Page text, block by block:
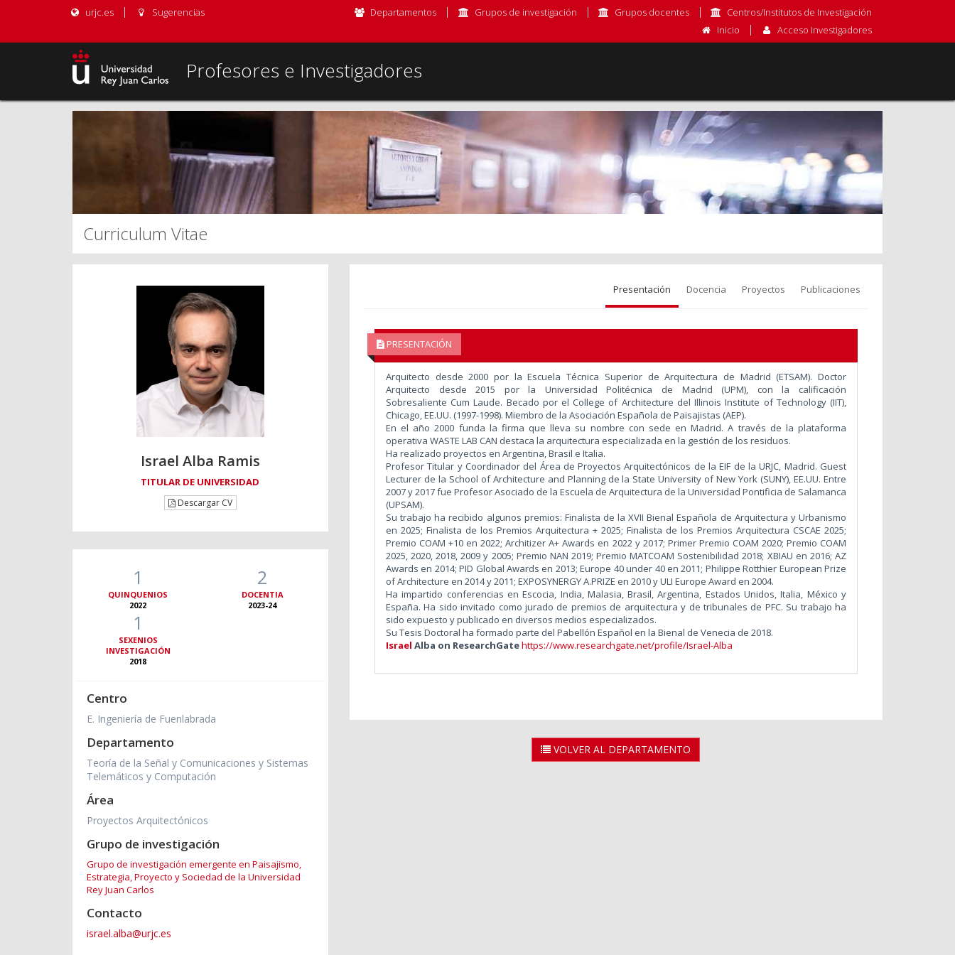
urjc.es Sugerencias Departamentos Grupos de investigación Grupos docentes
Centros/Institutos de Investigación
Inicio
Acceso Investigadores
Profesores e Investigadores
Curriculum Vitae
Israel Alba Ramis
TITULAR DE UNIVERSIDAD
Descargar CV
1
QUINQUENIOS
2022
2
DOCENTIA
2023-24
1
SEXENIOS
INVESTIGACIÓN
2018
Centro
E. Ingeniería de Fuenlabrada
Departamento
Teoría de la Señal y Comunicaciones y Sistemas
Telemáticos y Computación
Área
Proyectos Arquitectónicos
Grupo de investigación
Grupo de investigación emergente en Paisajismo,
Estrategia, Proyecto y Sociedad de la Universidad
Rey Juan Carlos
Contacto
israel.alba@urjc.es
Presentación Docencia Proyectos Publicaciones
PRESENTACIÓN
Arquitecto desde 2000 por la Escuela Técnica Superior de Arquitectura de Madrid (ETSAM). Doctor
Arquitecto desde 2015 por la Universidad Politécnica de Madrid (UPM), con la calificación
Sobresaliente Cum Laude. Becado por el College of Architecture del Illinois Institute of Technology (IIT),
Chicago, EE.UU. (1997-1998). Miembro de la Asociación Española de Paisajistas (AEP).
En el año 2000 funda la firma que lleva su nombre con sede en Madrid.A través de la plataforma
operativa WASTE LAB CAN destaca la arquitectura especializada en la gestión de los residuos.
Ha realizado proyectos en Argentina, Brasil e Italia.
Profesor Titular y Coordinador del Área de Proyectos Arquitectónicos de la EIF de la URJC, Madrid. Guest
Lecturer de la School of Architecture and Planning de la State University of New York (SUNY), EE.UU. Entre
2007 y 2017 fue Profesor Asociado de la Escuela de Arquitectura de la Universidad Pontificia de Salamanca
(UPSAM).
Su trabajo ha recibido algunos premios: Finalista de la XVII Bienal Española de Arquitectura y Urbanismo
en 2025; Finalista de los Premios Arquitectura + 2025; Finalista de los Premios Arquitectura CSCAE 2025;
Premio COAM +10 en 2022; Architizer A+ Awards en 2022 y 2017; Primer Premio COAM 2020; Premio COAM
2025, 2020, 2018, 2009 y 2005; Premio NAN 2019; Premio MATCOAM Sostenibilidad 2018; XBIAU en 2016; AZ
Awards en 2014; PID Global Awards en 2013; Europe 40 under 40 en 2011; Philippe Rotthier European Prize
of Architecture en 2014 y 2011; EXPOSYNERGY A.PRIZE en 2010 y ULI Europe Award en 2004.
Ha impartido conferencias en Escocia, India, Malasia, Brasil, Argentina, Estados Unidos, Italia, México y
España. Ha sido invitado como jurado de premios de arquitectura y de tribunales de PFC. Su trabajo ha
sido expuesto y publicado en diversos medios especializados.
Su Tesis Doctoral ha formado parte del Pabellón Español en la Bienal de Venecia de 2018.
Israel Alba on ResearchGatehttps://www.researchgate.net/profile/Israel-Alba
VOLVER AL DEPARTAMENTO